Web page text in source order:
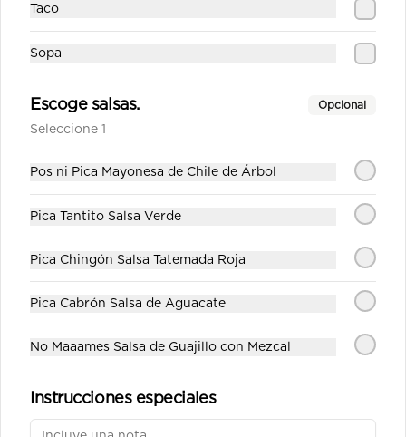
Conócenos
Términos y condiciones
Política de privacidad
Redes sociales
Taco
Sopa
Escoge salsas. Opcional
Seleccione 1
Pos ni Pica Mayonesa de Chile de Árbol
Pica Tantito Salsa Verde
Pica Chingón Salsa Tatemada Roja
Pica Cabrón Salsa de Aguacate
No Maaames Salsa de Guajillo con Mezcal
Instrucciones especiales